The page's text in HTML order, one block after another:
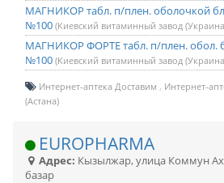
МАГНИКОР табл. п/плен. оболочкой
№100 (Киевский витаминный завод
МАГНИКОР ФОРТЕ табл. п/плен. обол.
№100 (Киевский витаминный завод
Интернет-аптека Доставим
Интернет-
(Астана)
EUROPHARMA
Адрес: Кызылжар,улица Коммун
базар